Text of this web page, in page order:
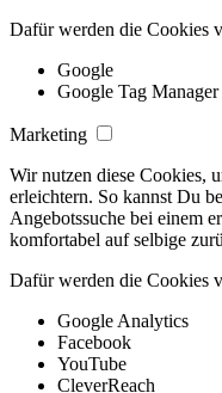
Dafür werden die Cookies
Google
Google Tag Manager
Marketing
Wir nutzen diese Cookies,
erleichtern. So kannst Du
Angebotssuche bei einem
komfortabel auf selbige
Dafür werden die Cookies
Google Analytics
Facebook
YouTube
CleverReach